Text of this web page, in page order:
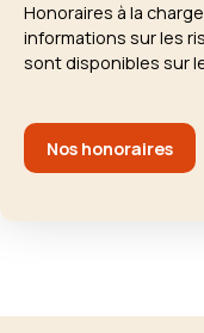
Honoraires à la
informations sur les
sont disponibles sur
Nos honoraires